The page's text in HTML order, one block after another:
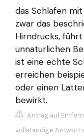
das Schlafen
zwar das
Hirndrucks,
unnatürlichen
ist eine echte
erreichen
oder einen
bewirkt.
Antrag auf
vollständige Antwort